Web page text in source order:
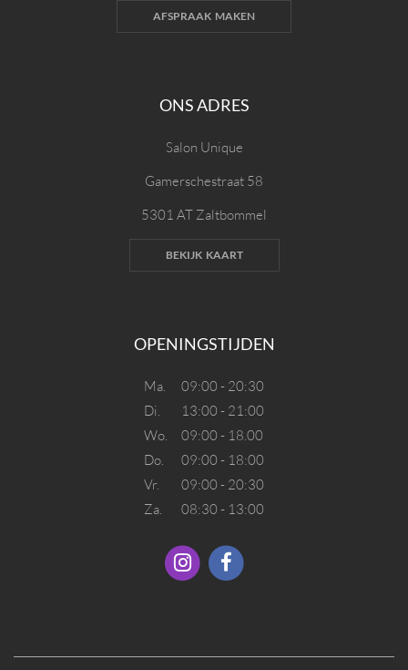
AFSPRAAK MAKEN
ONS ADRES
Salon Unique
Gamerschestraat 58
5301 AT Zaltbommel
BEKIJK KAART
OPENINGSTIJDEN
Ma.
09:00 - 20:30
Di.
13:00 - 21:00
Wo.
09:00 - 18.00
Do.
09:00 - 18:00
Vr.
09:00 - 20:30
Za.
08:30 - 13:00